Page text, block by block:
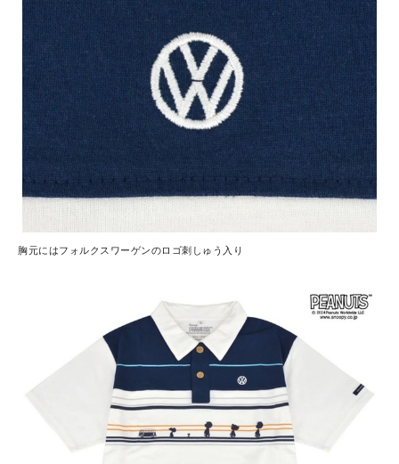
胸元にはフォルクスワーゲンのロゴ刺しゅう入り